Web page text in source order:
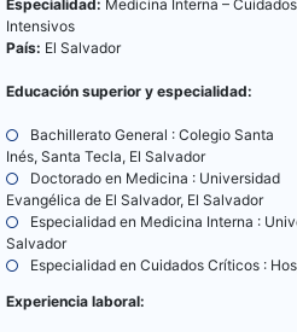
Especialidad: Medicina Interna – Cuidados
Intensivos
País: El Salvador
Educación superior y especialidad:
Bachillerato General : Colegio Santa
Inés, Santa Tecla, El Salvador
Doctorado en Medicina : Universidad
Evangélica de El Salvador, El Salvador
Especialidad en Medicina Interna :
Salvador
Especialidad en Cuidados Críticos :
Experiencia laboral: